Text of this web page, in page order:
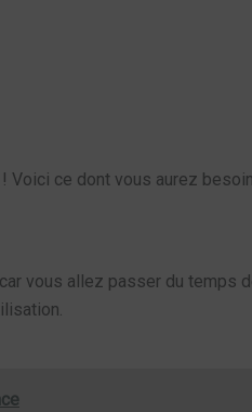
ce dont vous aurez
vous allez passer du temps